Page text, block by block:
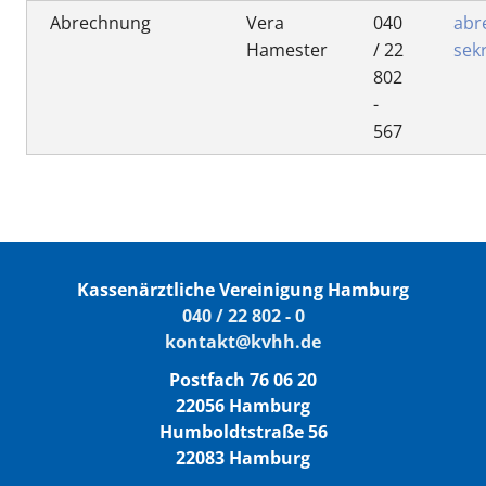
Abrechnung
Vera
Hamester
040
/ 22
802
-
567
Kassenärztliche Vereinigung Hamburg
040 / 22 802 - 0
kontakt@kvhh.de
Postfach 76 06 20
22056 Hamburg
Humboldtstraße 56
22083 Hamburg